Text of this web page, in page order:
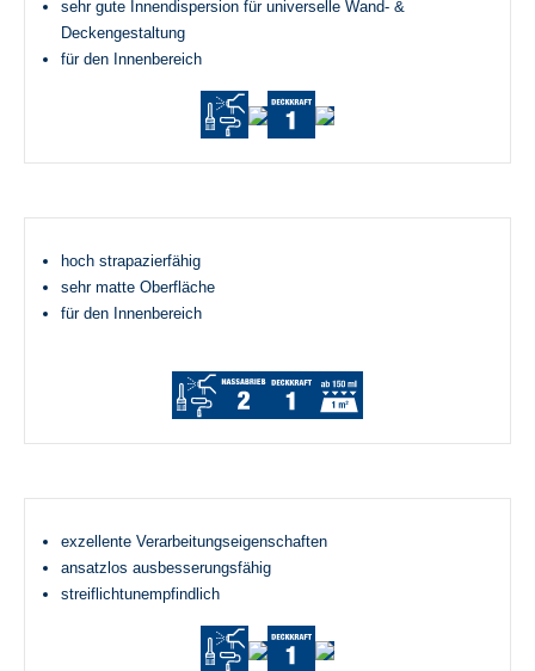
sehr gute Innendispersion für universelle Wand- &
Deckengestaltung
für den Innenbereich
hoch strapazierfähig
sehr matte Oberfläche
für den Innenbereich
exzellente Verarbeitungseigenschaften
ansatzlos ausbesserungsfähig
streiflichtunempfindlich